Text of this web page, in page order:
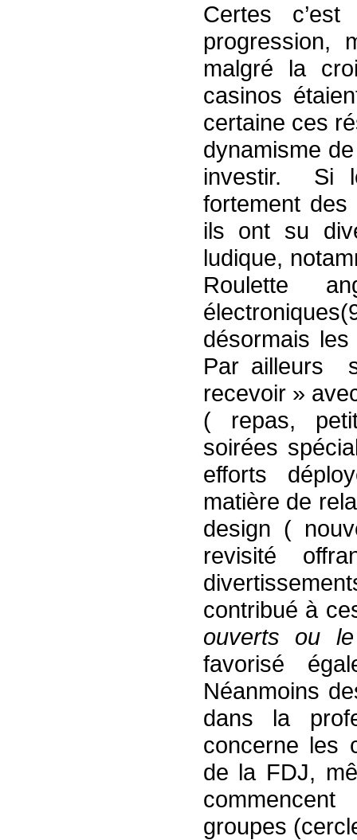
Certes
progression,
malgré la
casinos
certaine ces
dynamisme
investir. Si
fortement
ils ont su
ludique,
Roulette
désormais
Par ailleurs
recevoir »
( repas,
soirées
efforts
matière de
design (
revisité
contribué à
ouverts ou
favorisé
Néanmoins
dans la
concerne les
de la FDJ,
groupes